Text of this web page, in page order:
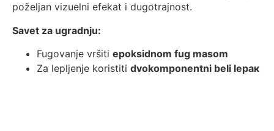
poželjan vizuelni efekat i dugotrajnost.
Savet za ugradnju:
Fugovanje vršiti epoksidnom fug masom
Za lepljenje koristiti dvokomponentni beli lepак